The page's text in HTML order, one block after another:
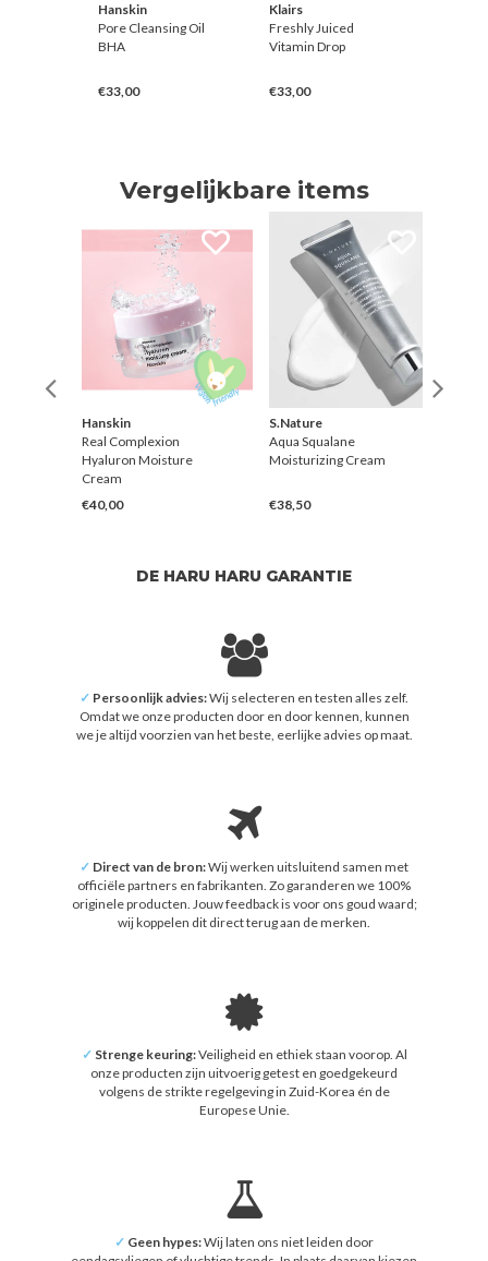
Hanskin
Pore Cleansing Oil
BHA
€33,00
Klairs
Freshly Juiced
Vitamin Drop
€33,00
Vergelijkbare items
Hanskin
Real Complexion
Hyaluron Moisture
Cream
€40,00
S.Nature
Aqua Squalane
Moisturizing Cream
€38,50
DE HARU HARU GARANTIE
✓ Persoonlijk advies:Wij selecteren en testen alles zelf.
Omdat we onze producten door en door kennen, kunnen
we je altijd voorzien van het beste, eerlijke advies op maat.
✓ Direct van de bron:Wij werken uitsluitend samen met
officiële partners en fabrikanten. Zo garanderen we 100%
originele producten. Jouw feedback is voor ons goud waard;
wij koppelen dit direct terug aan de merken.
✓ Strenge keuring:Veiligheid en ethiek staan voorop. Al
onze producten zijn uitvoerig getest en goedgekeurd
volgens de strikte regelgeving in Zuid-Korea én de
Europese Unie.
✓ Geen hypes:Wij laten ons niet leiden door